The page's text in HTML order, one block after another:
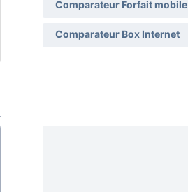
Comparateur Forfait mobile
Comparateur Box Internet